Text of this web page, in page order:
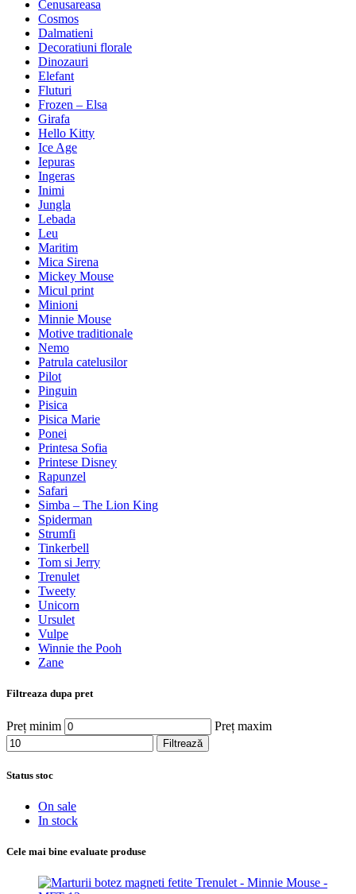
Cenusareasa
Cosmos
Dalmatieni
Decoratiuni florale
Dinozauri
Elefant
Fluturi
Frozen – Elsa
Girafa
Hello Kitty
Ice Age
Iepuras
Ingeras
Inimi
Jungla
Lebada
Leu
Maritim
Mica Sirena
Mickey Mouse
Micul print
Minioni
Minnie Mouse
Motive traditionale
Nemo
Patrula catelusilor
Pilot
Pinguin
Pisica
Pisica Marie
Ponei
Printesa Sofia
Printese Disney
Rapunzel
Safari
Simba – The Lion King
Spiderman
Strumfi
Tinkerbell
Tom si Jerry
Trenulet
Tweety
Unicorn
Ursulet
Vulpe
Winnie the Pooh
Zane
Filtreaza dupa pret
Preț minim Preț maxim
Filtrează
Status stoc
On sale
In stock
Cele mai bine evaluate produse